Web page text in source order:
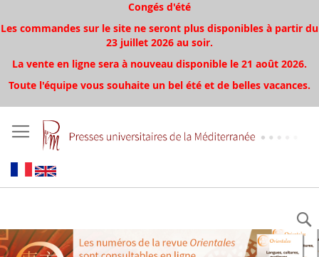
Congés d'été
Les commandes sur le site ne seront plus disponibles à partir du
23 juillet 2026 au soir.
La vente en ligne sera à nouveau disponible le 21 août 2026.
Toute l'équipe vous souhaite un bel été et de belles vacances.